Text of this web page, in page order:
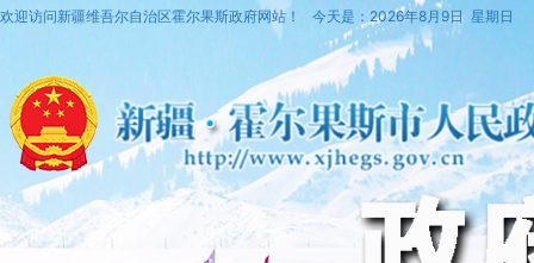
欢迎访问新疆维吾尔自治区霍尔果斯政府网站！ 今天是： 2026年8月9日 星期日